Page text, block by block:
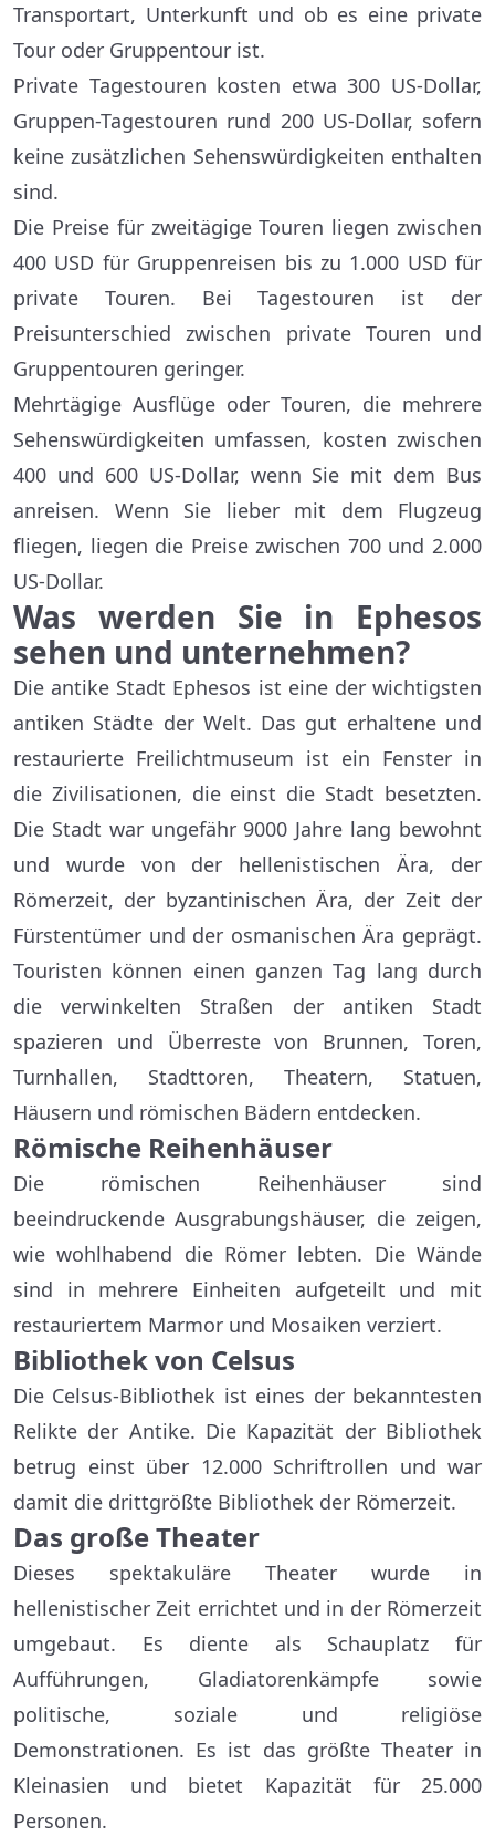
Transportart, Unterkunft und ob es eine private
Tour oder Gruppentour ist.
Private Tagestouren kosten etwa 300 US-Dollar,
Gruppen-Tagestouren rund 200 US-Dollar, sofern
keine zusätzlichen Sehenswürdigkeiten enthalten
sind.
Die Preise für zweitägige Touren liegen zwischen
400 USD für Gruppenreisen bis zu 1.000 USD für
private Touren. Bei Tagestouren ist der
Preisunterschied zwischen private Touren und
Gruppentouren geringer.
Mehrtägige Ausflüge oder Touren, die mehrere
Sehenswürdigkeiten umfassen, kosten zwischen
400 und 600 US-Dollar, wenn Sie mit dem Bus
anreisen. Wenn Sie lieber mit dem Flugzeug
fliegen, liegen die Preise zwischen 700 und 2.000
US-Dollar.
Was werden Sie in Ephesos
sehen und unternehmen?
Die antike Stadt Ephesos ist eine der wichtigsten
antiken Städte der Welt. Das gut erhaltene und
restaurierte Freilichtmuseum ist ein Fenster in
die Zivilisationen, die einst die Stadt besetzten.
Die Stadt war ungefähr 9000 Jahre lang bewohnt
und wurde von der hellenistischen Ära, der
Römerzeit, der byzantinischen Ära, der Zeit der
Fürstentümer und der osmanischen Ära geprägt.
Touristen können einen ganzen Tag lang durch
die verwinkelten Straßen der antiken Stadt
spazieren und Überreste von Brunnen, Toren,
Turnhallen, Stadttoren, Theatern, Statuen,
Häusern und römischen Bädern entdecken.
Römische Reihenhäuser
Die römischen Reihenhäuser sind
beeindruckende Ausgrabungshäuser, die zeigen,
wie wohlhabend die Römer lebten. Die Wände
sind in mehrere Einheiten aufgeteilt und mit
restauriertem Marmor und Mosaiken verziert.
Bibliothek von Celsus
Die Celsus-Bibliothek ist eines der bekanntesten
Relikte der Antike. Die Kapazität der Bibliothek
betrug einst über 12.000 Schriftrollen und war
damit die drittgrößte Bibliothek der Römerzeit.
Das große Theater
Dieses spektakuläre Theater wurde in
hellenistischer Zeit errichtet und in der Römerzeit
umgebaut. Es diente als Schauplatz für
Aufführungen, Gladiatorenkämpfe sowie
politische, soziale und religiöse
Demonstrationen. Es ist das größte Theater in
Kleinasien und bietet Kapazität für 25.000
Personen.